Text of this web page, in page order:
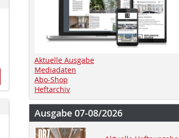
Aktuelle Ausgabe
Mediadaten
Abo-Shop
Heftarchiv
Ausgabe 07-08/2026